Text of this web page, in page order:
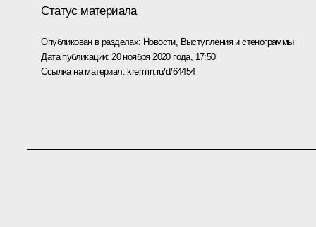
Статус материала
Опубликован в разделах: Новости, Выступления и стенограммы
Дата публикации: 20 ноября 2020 года, 17:50
Ссылка на материал: kremlin.ru/d/64454